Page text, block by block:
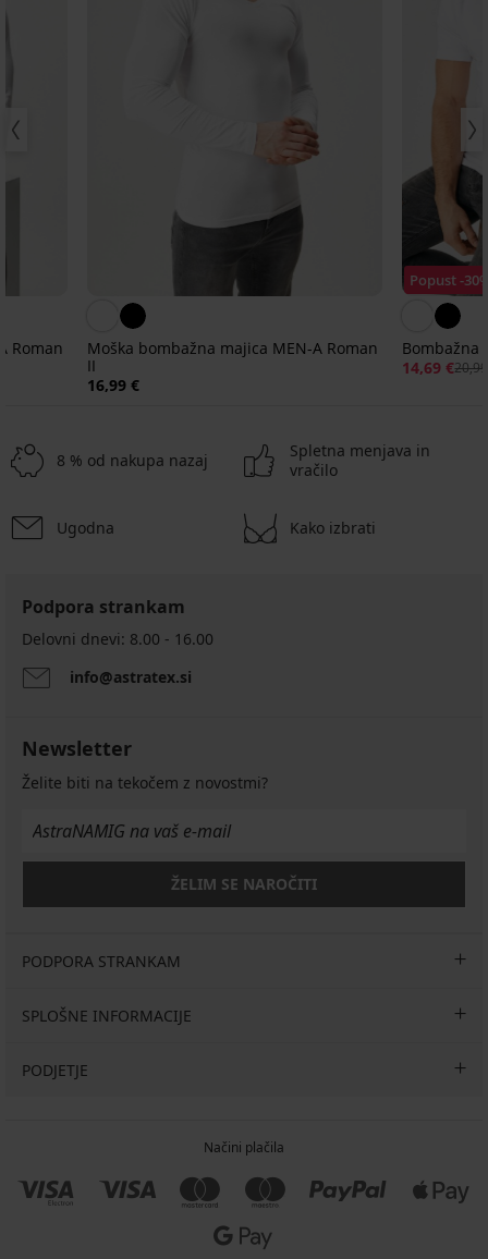
Roman
Moška bombažna majica MEN-A Roman
II
16,99 €
Popust -
Bombažna
14,69 €
8 % od nakupa nazaj
Spletna menjava in
vračilo
Ugodna Kako izbrati
Podpora strankam
Delovni dnevi: 8.00 - 16.00
info@astratex.si
Newsletter
Želite biti na tekočem z novostmi?
ŽELIM SE NAROČITI
PODPORA STRANKAM
SPLOŠNE INFORMACIJE
PODJETJE
Načini plačila